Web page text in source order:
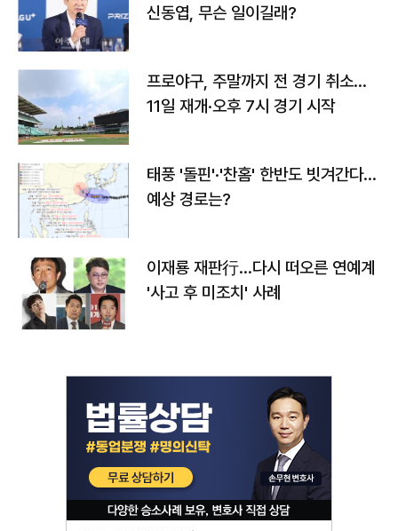
신동엽, 무슨 일이길래?
프로야구, 주말까지 전 경기 취소…
11일 재개·오후 7시 경기 시작
태풍 '돌핀'·'찬홈' 한반도 빗겨간다…
예상 경로는?
이재룡 재판行…다시 떠오른 연예계
'사고 후 미조치' 사례